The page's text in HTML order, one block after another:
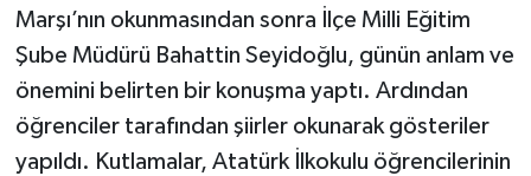
Marşı’nın okunmasından sonra İlçe Milli Eğitim
Şube Müdürü Bahattin Seyidoğlu, günün anlam ve
önemini belirten bir konuşma yaptı. Ardından
öğrenciler tarafından şiirler okunarak gösteriler
yapıldı. Kutlamalar, Atatürk İlkokulu öğrencilerinin